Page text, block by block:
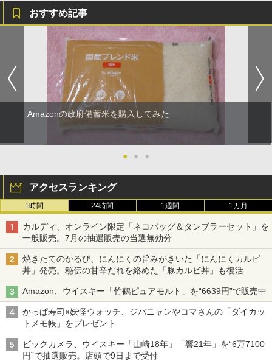
おすすめ記事
Amazonの政府備蓄米を購入してみた
● ● ●
アクセスランキング
1時間 24時間 1週間 1カ月
カルディ、オンライン限定「ネコバッグ＆タンブラーセット」を
一般販売。7月の抽選販売の当選無効分
焼きたてのかるび、にんにくの旨みがきいた「にんにくカルビ
丼」発売。秘伝の甘辛だれを絡めた「豚カルビ丼」も復活
Amazon、ウイスキー「竹鶴ピュアモルト」を“6639円”で販売中
かっぱ寿司×妖怪ウォッチ、ジバニャンやコマさんの「ダイカッ
トメモ帳」をプレゼント
ビックカメラ、ウイスキー「山崎18年」「響21年」を“6万7100
円”で抽選販売。店頭で9日まで受付